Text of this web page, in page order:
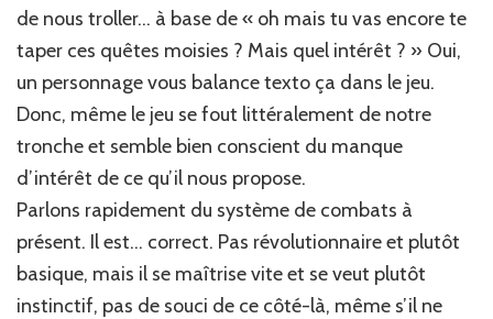
de nous troller… à base de « oh mais tu vas encore te
taper ces quêtes moisies ? Mais quel intérêt ? » Oui,
un personnage vous balance texto ça dans le jeu.
Donc, même le jeu se fout littéralement de notre
tronche et semble bien conscient du manque
d’intérêt de ce qu’il nous propose.
Parlons rapidement du système de combats à
présent. Il est… correct. Pas révolutionnaire et plutôt
basique, mais il se maîtrise vite et se veut plutôt
instinctif, pas de souci de ce côté-là, même s’il ne